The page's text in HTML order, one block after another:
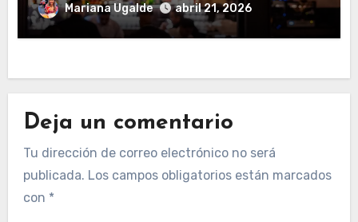
Mariana Ugalde abril 21, 2026
Deja un comentario
Tu dirección de correo electrónico no será
publicada. Los campos obligatorios están marcados
con *